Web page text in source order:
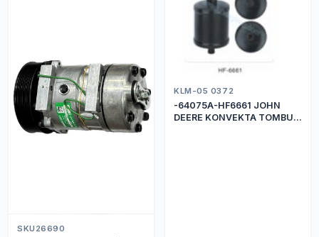
SKU26690
KLM-05 0372
-64075A-HF6661 JOHN
DEERE KONVEKTA TOMBUL